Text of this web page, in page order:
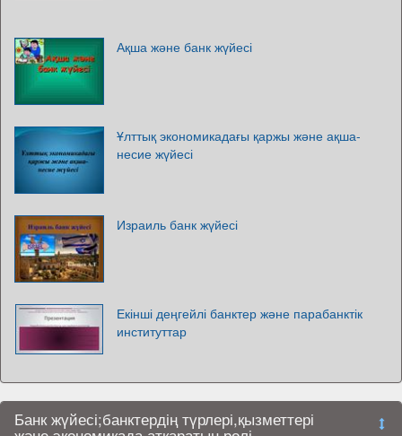
Ақша және банк жүйесі
Ұлттық экономикадағы қаржы және ақша-
несие жүйесі
Израиль банк жүйесі
Екінші деңгейлі банктер және парабанктік
институттар
Банк жүйесі;банктердің түрлері,қызметтері